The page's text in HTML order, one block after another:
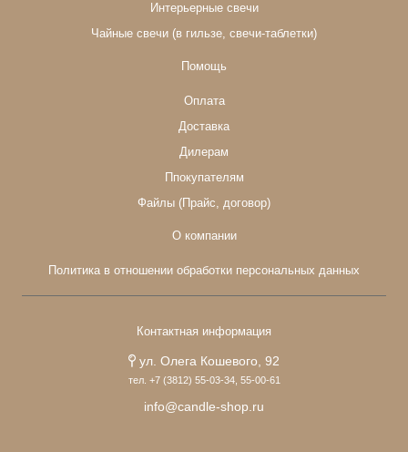
Интерьерные свечи
Чайные свечи (в гильзе, свечи-таблетки)
Помощь
Оплата
Доставка
Дилерам
Ппокупателям
Файлы (Прайс, договор)
О компании
Политика в отношении обработки персональных данных
Контактная информация
ул. Олега Кошевого, 92
тел. +7 (3812) 55-03-34, 55-00-61
info@candle-shop.ru